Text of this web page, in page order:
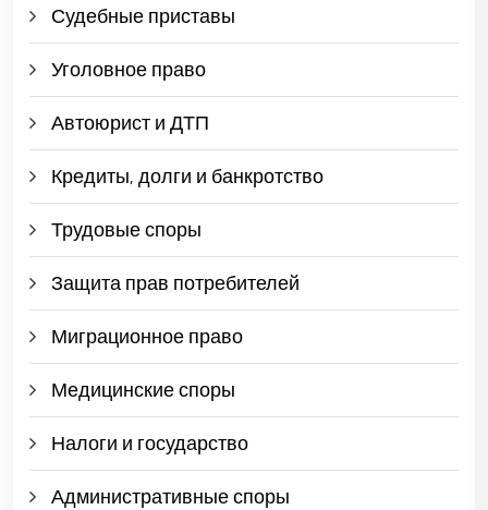
Судебные приставы
Уголовное право
Автоюрист и ДТП
Кредиты, долги и банкротство
Трудовые споры
Защита прав потребителей
Миграционное право
Медицинские споры
Налоги и государство
Административные споры